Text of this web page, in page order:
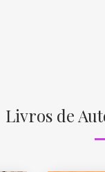
Livros de